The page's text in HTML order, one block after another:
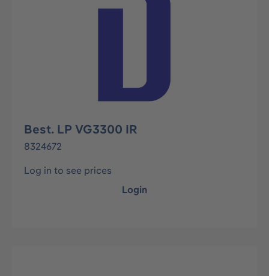
Best. LP VG3300 IR
8324672
Log in to see prices
Login